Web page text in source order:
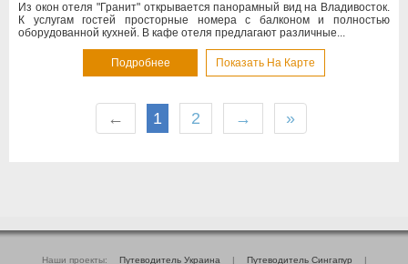
Из окон отеля "Гранит" открывается панорамный вид на Владивосток.
К услугам гостей просторные номера с балконом и полностью
оборудованной кухней. В кафе отеля предлагают различные...
Подробнее Показать На Карте
← 1 2 → »
Наши проекты: Путеводитель Украина Путеводитель Сингапур